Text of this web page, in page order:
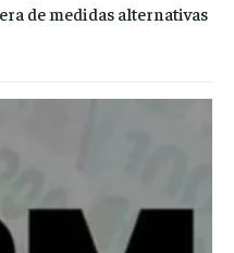
de medidas alternativas